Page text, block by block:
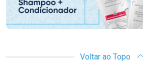
Voltar ao Topo